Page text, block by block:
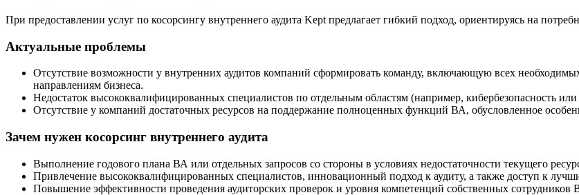
При предоставлении услуг по косорсингу внутреннего аудита Kept предлагает гибкий подход, ориентируясь на
Актуальные проблемы
Отсутствие возможности у внутренних аудитов компаний сформировать команду, включающую всех
направлениям бизнеса.
Недостаток высококвалифицированных специалистов по отдельным областям (например, кибербезопасность
Отсутствие у компаний достаточных ресурсов на поддержание полноценных функций ВА, обусловленное
Зачем нужен косорсинг внутреннего аудита
Выполнение годового плана ВА или отдельных запросов со стороны в условиях недостаточноcти текущего
Привлечение высококвалифицированных специалистов, инновационный подход к аудиту, а также доступ к
Повышение эффективности проведения аудиторских проверок и уровня компетенций собственных сотрудников